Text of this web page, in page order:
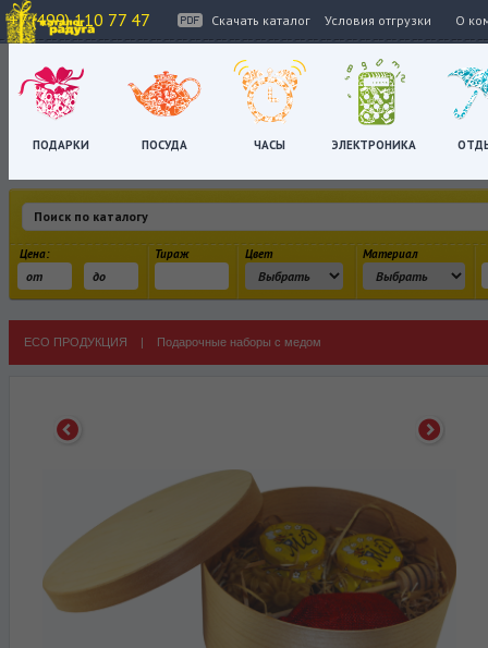
+7 (499) 110 77 47 Скачать каталог Условия отгрузки О
ПОДАРКИ ПОСУДА ЧАСЫ ЭЛЕКТРОНИКА
Цена: Тираж Цвет Материал
ECO ПРОДУКЦИЯ | Подарочные наборы с медом